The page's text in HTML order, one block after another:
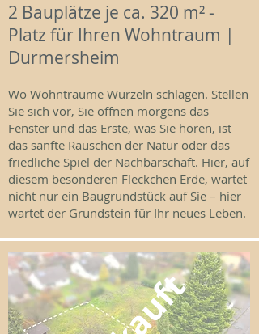
2 Bauplätze je ca. 320 m² -
Platz für Ihren Wohntraum |
Durmersheim
Wo Wohnträume Wurzeln schlagen. Stellen
Sie sich vor, Sie öffnen morgens das
Fenster und das Erste, was Sie hören, ist
das sanfte Rauschen der Natur oder das
friedliche Spiel der Nachbarschaft. Hier, auf
diesem besonderen Fleckchen Erde, wartet
nicht nur ein Baugrundstück auf Sie – hier
wartet der Grundstein für Ihr neues Leben.